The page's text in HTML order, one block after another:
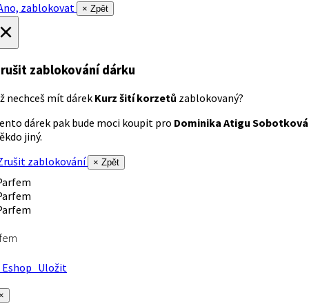
zablokovat
× Zpět
zablokování dárku
nechceš mít dárek Kurz šití korzetů zablokovaný?
dárek pak bude moci koupit pro Dominika Atigu Sobotková
jiný.
zablokování
× Zpět
Uložit